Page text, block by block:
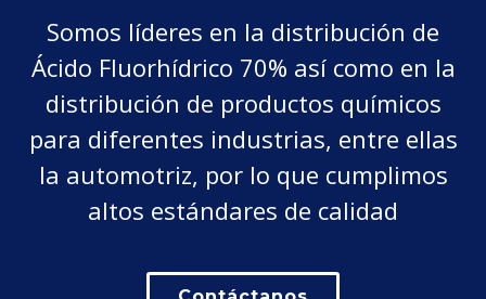
Somos líderes en la distribución de
Ácido Fluorhídrico 70% así como en la
distribución de productos químicos
para diferentes industrias, entre ellas
la automotriz, por lo que cumplimos
altos estándares de calidad